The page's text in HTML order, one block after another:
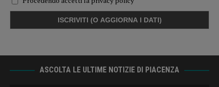
ASCOLTA LE ULTIME NOTIZIE DI PIACENZA